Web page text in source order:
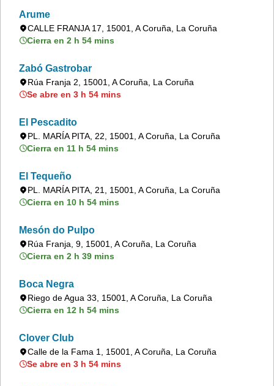
Arume
CALLE FRANJA 17, 15001, A Coruña, La Coruña
Cierra en 2 h 54 mins
Zabó Gastrobar
Rúa Franja 2, 15001, A Coruña, La Coruña
Se abre en 3 h 54 mins
El Pescadito
PL. MARÍA PITA, 22, 15001, A Coruña, La Coruña
Cierra en 11 h 54 mins
El Tequeño
PL. MARÍA PITA, 21, 15001, A Coruña, La Coruña
Cierra en 10 h 54 mins
Mesón do Pulpo
Rúa Franja, 9, 15001, A Coruña, La Coruña
Cierra en 2 h 39 mins
Boca Negra
Riego de Agua 33, 15001, A Coruña, La Coruña
Cierra en 12 h 54 mins
Clover Club
Calle de la Fama 1, 15001, A Coruña, La Coruña
Se abre en 3 h 54 mins